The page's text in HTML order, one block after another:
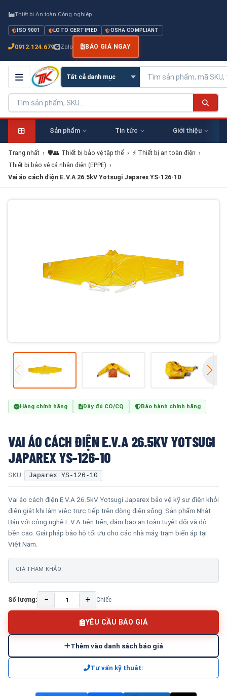
Thiết bị An toàn Công nghiệp
ISO 9001 LOTO CERTIFIED OSHA COMPLIANT
0912.124.679 Zalo BÁO GIÁ NGAY
Sản phẩm Tin tức Giới thiệu
Trang nhất › 🛡️👥 Thiết bị bảo vệ tập thể › ⚡ Thiết bị an toàn điện ›
Thiết bị bảo vệ cá nhân điện (EPPE) ›
Vai áo cách điện E.V.A 26.5kV Yotsugi Japarex YS-126-10
Hàng chính hãng Đầy đủ CO/CQ Bảo hành chính hãng
VAI ÁO CÁCH ĐIỆN E.V.A 26.5KV YOTSUGI
JAPAREX YS-126-10
SKU: Japarex YS-126-10
Vai áo cách điện E.V.A 26.5kV Yotsugi Japarex bảo vệ kỹ sư điện khỏi
điện giật khi làm việc trực tiếp trên dòng điện sống. Sản phẩm Nhật
Bản với công nghệ E.V.A tiên tiến, đảm bảo an toàn tuyệt đối và độ
bền cao. Giải pháp bảo hộ tối ưu cho các nhà máy, trạm biến áp tại
Việt Nam.
GIÁ THAM KHẢO
Số lượng: − + Chiếc
YÊU CẦU BÁO GIÁ
Thêm vào danh sách báo giá
Tư vấn kỹ thuật: